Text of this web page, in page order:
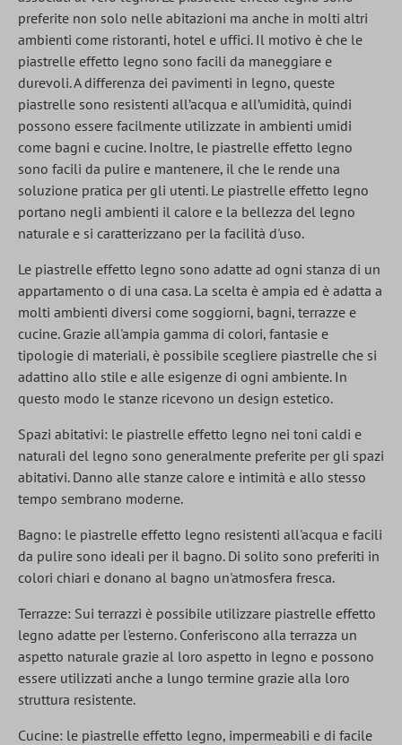
preferite non solo nelle abitazioni ma anche in molti altri
ambienti come ristoranti, hotel e uffici. Il motivo è che le
piastrelle effetto legno sono facili da maneggiare e
durevoli. A differenza dei pavimenti in legno, queste
piastrelle sono resistenti all’acqua e all’umidità, quindi
possono essere facilmente utilizzate in ambienti umidi
come bagni e cucine. Inoltre, le piastrelle effetto legno
sono facili da pulire e mantenere, il che le rende una
soluzione pratica per gli utenti. Le piastrelle effetto legno
portano negli ambienti il calore e la bellezza del legno
naturale e si caratterizzano per la facilità d'uso.
Le piastrelle effetto legno sono adatte ad ogni stanza di un
appartamento o di una casa. La scelta è ampia ed è adatta a
molti ambienti diversi come soggiorni, bagni, terrazze e
cucine. Grazie all'ampia gamma di colori, fantasie e
tipologie di materiali, è possibile scegliere piastrelle che si
adattino allo stile e alle esigenze di ogni ambiente. In
questo modo le stanze ricevono un design estetico.
Spazi abitativi: le piastrelle effetto legno nei toni caldi e
naturali del legno sono generalmente preferite per gli spazi
abitativi. Danno alle stanze calore e intimità e allo stesso
tempo sembrano moderne.
Bagno: le piastrelle effetto legno resistenti all'acqua e facili
da pulire sono ideali per il bagno. Di solito sono preferiti in
colori chiari e donano al bagno un'atmosfera fresca.
Terrazze: Sui terrazzi è possibile utilizzare piastrelle effetto
legno adatte per l'esterno. Conferiscono alla terrazza un
aspetto naturale grazie al loro aspetto in legno e possono
essere utilizzati anche a lungo termine grazie alla loro
struttura resistente.
Cucine: le piastrelle effetto legno, impermeabili e di facile